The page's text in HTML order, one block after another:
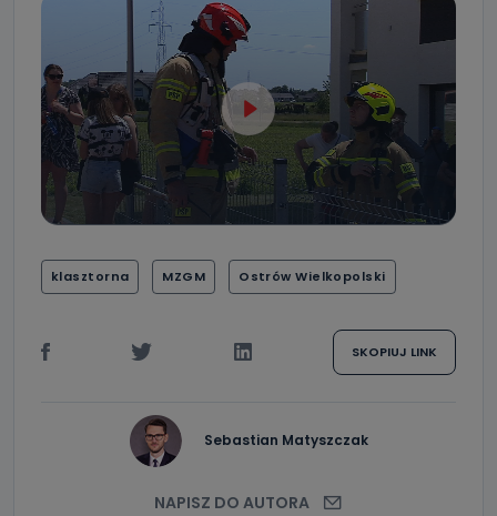
klasztorna MZGM Ostrów Wielkopolski
SKOPIUJ LINK
Sebastian Matyszczak
NAPISZ DO AUTORA